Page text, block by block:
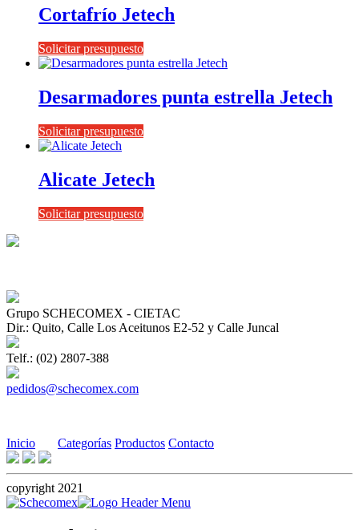
Cortafrío Jetech
Solicitar presupuesto
Desarmadores punta estrella Jetech
Solicitar presupuesto
Alicate Jetech
Solicitar presupuesto
Grupo SCHECOMEX - CIETAC
Dir.: Quito, Calle Los Aceitunos E2-52 y Calle Juncal
Telf.: (02) 2807-388
pedidos@schecomex.com
Inicio Categorías Productos Contacto
copyright 2021